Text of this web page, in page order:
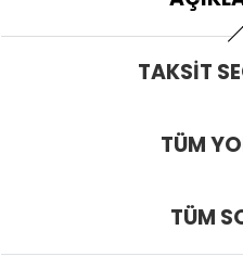
TAKSIT
TÜM
TÜM